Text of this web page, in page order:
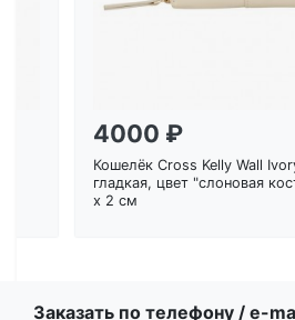
4000 ₽
Кошелёк Cross Kelly Wall
гладкая, цвет "слоновая
x 2 см
Заказать по телефону / e-